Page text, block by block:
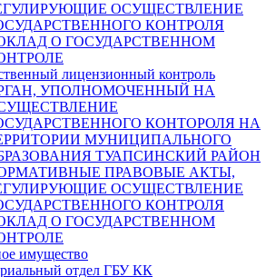
ОСУЩЕСТВЛЕНИЕ
КОНТРОЛЯ
О ГОСУДАРСТВЕННОМ
лицензионный контроль
УПОЛНОМОЧЕННЫЙ НА
КОНТОРОЛЯ НА
МУНИЦИПАЛЬНОГО
ТУАПСИНСКИЙ РАЙОН
ПРАВОВЫЕ АКТЫ,
ОСУЩЕСТВЛЕНИЕ
КОНТРОЛЯ
О ГОСУДАРСТВЕННОМ
имущество
отдел ГБУ КК